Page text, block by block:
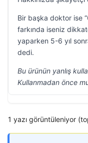
Bir başka doktor ise
farkında iseniz
yaparken 5-6 yıl
dedi.
Bu ürünün yanlış
Kullanmadan önce
1 yazı görüntüleniyor